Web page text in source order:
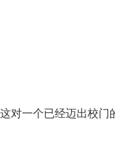
一个已经迈出校门